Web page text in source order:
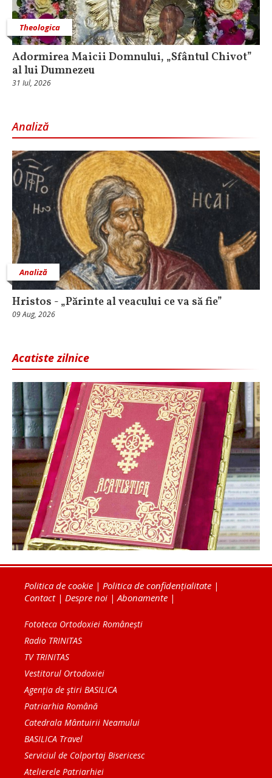
Theologica
Adormirea Maicii Domnului, „Sfântul Chivot”
al lui Dumnezeu
31 Iul, 2026
Analiză
Analiză
Hristos - „Părinte al veacului ce va să fie”
09 Aug, 2026
Acatiste zilnice
Politica de cookie | Politica de confidențialitate |
Contact| Despre noi |Abonamente |
Fototeca Ortodoxiei Românești
Radio TRINITAS
TV TRINITAS
Vestitorul Ortodoxiei
Agenţia de ştiri BASILICA
Patriarhia Română
Catedrala Mântuirii Neamului
BASILICA Travel
Serviciul de Colportaj Bisericesc
Atelierele Patriarhiei